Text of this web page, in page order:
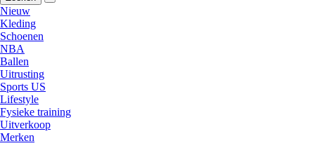
Nieuw
Kleding
Schoenen
NBA
Ballen
Uitrusting
Sports US
Lifestyle
Fysieke training
Uitverkoop
Merken